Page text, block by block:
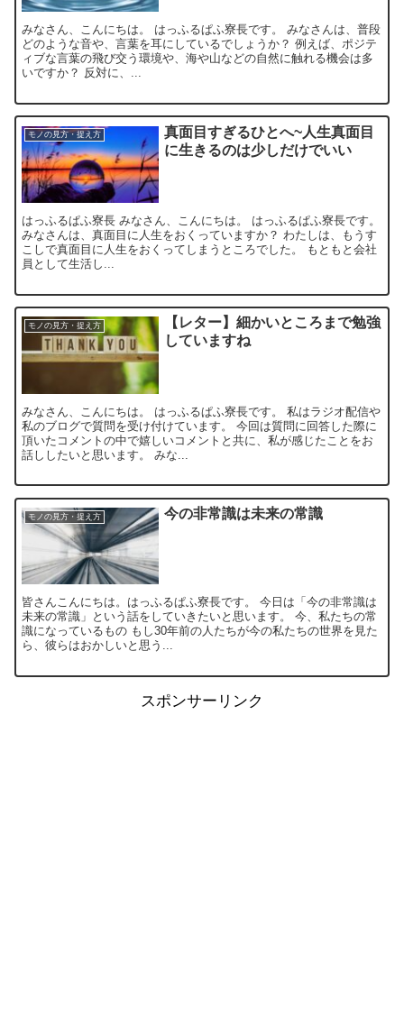
みなさん、こんにちは。 はっふるぱふ寮長です。 みなさんは、普段
どのような音や、言葉を耳にしているでしょうか？ 例えば、ポジテ
ィブな言葉の飛び交う環境や、海や山などの自然に触れる機会は多
いですか？ 反対に、...
モノの見方・捉え方
真面目すぎるひとへ~人生真面目
に生きるのは少しだけでいい
はっふるぱふ寮長 みなさん、こんにちは。 はっふるぱふ寮長です。
みなさんは、真面目に人生をおくっていますか？ わたしは、もうす
こしで真面目に人生をおくってしまうところでした。 もともと会社
員として生活し...
モノの見方・捉え方
【レター】細かいところまで勉強
していますね
みなさん、こんにちは。 はっふるぱふ寮長です。 私はラジオ配信や
私のブログで質問を受け付けています。 今回は質問に回答した際に
頂いたコメントの中で嬉しいコメントと共に、私が感じたことをお
話ししたいと思います。 みな...
モノの見方・捉え方 今の非常識は未来の常識
皆さんこんにちは。はっふるぱふ寮長です。 今日は「今の非常識は
未来の常識」という話をしていきたいと思います。 今、私たちの常
識になっているもの もし30年前の人たちが今の私たちの世界を見た
ら、彼らはおかしいと思う...
スポンサーリンク